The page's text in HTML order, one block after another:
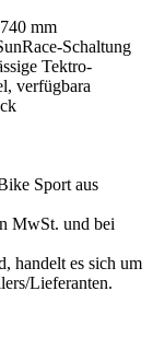
mm
Schaltung
Tektro-
verfügbara
Sport aus
MwSt. und bei
handelt es sich um
Lieferanten.